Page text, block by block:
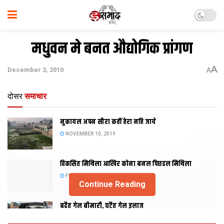
मधुवन मे बनत औद्योगिक प्रांगण
December 3, 2010 AA
दोसर समाचार
नुकायल अपन सौरा कहीं हेरा नहि जाये
NOVEMBER 10, 2019
विकसित मिथिला आखिर कोना बनल पिछडल मिथिला
FEBRUARY 23, 2019
बढैत गेल बीमारी, घटैत गेल इलाज
Continue Reading